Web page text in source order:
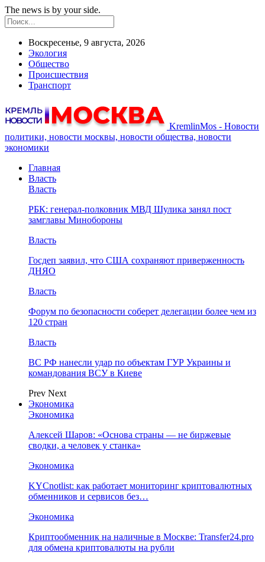
The news is by your side.
Воскресенье, 9 августа, 2026
Экология
Общество
Происшествия
Транспорт
KremlinMos - Новости
политики, новости москвы, новости общества, новости
экономики
Главная
Власть
Власть
РБК: генерал-полковник МВД Шулика занял пост
замглавы Минобороны
Власть
Госдеп заявил, что США сохраняют приверженность
ДНЯО
Власть
Форум по безопасности соберет делегации более чем из
120 стран
Власть
ВС РФ нанесли удар по объектам ГУР Украины и
командования ВСУ в Киеве
Prev Next
Экономика
Экономика
Алексей Шаров: «Основа страны — не биржевые
сводки, а человек у станка»
Экономика
KYCnotlist: как работает мониторинг криптовалютных
обменников и сервисов без…
Экономика
Криптообменник на наличные в Москве: Transfer24.pro
для обмена криптовалюты на рубли